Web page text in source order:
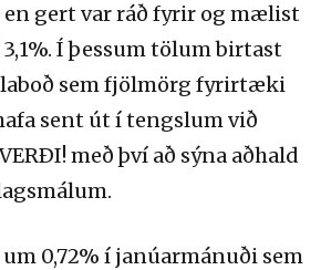
gert var ráð fyrir og mælist
Í þessum tölum birtast
sem fjölmörg fyrirtæki
sent út í tengslum við
með því að sýna aðhald
0,72% í janúarmánuði sem